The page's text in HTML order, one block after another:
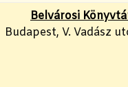
Belvárosi
Budapest, V. Vadász